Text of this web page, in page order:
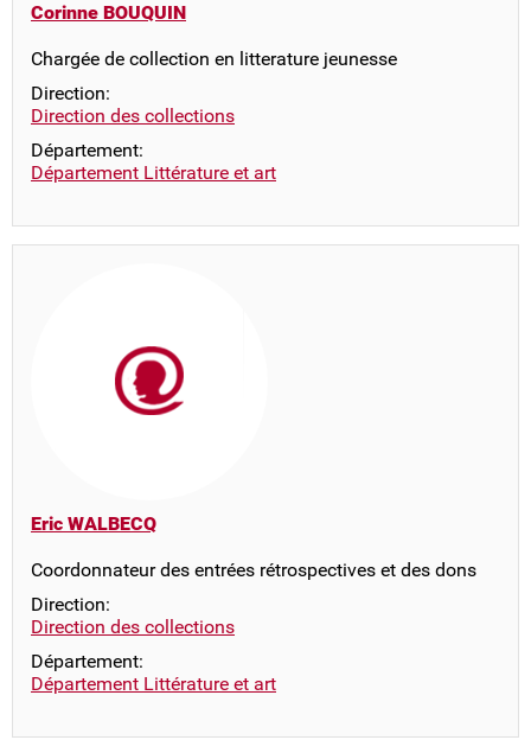
Corinne BOUQUIN
Chargée de collection en litterature jeunesse
Direction:
Direction des collections
Département:
Département Littérature et art
Eric WALBECQ
Coordonnateur des entrées rétrospectives et des dons
Direction:
Direction des collections
Département:
Département Littérature et art